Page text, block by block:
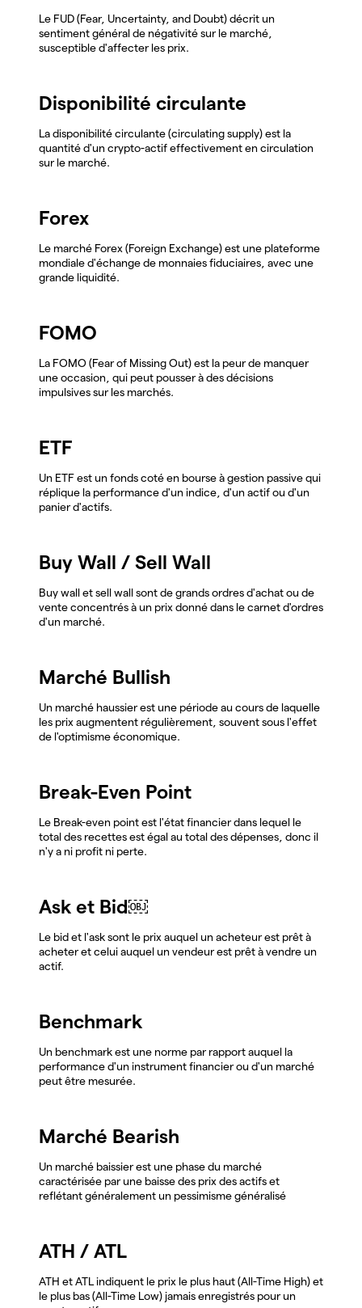
Le FUD (Fear, Uncertainty, and Doubt) décrit un
sentiment général de négativité sur le marché,
susceptible d'affecter les prix.
Disponibilité circulante
La disponibilité circulante (circulating supply) est la
quantité d'un crypto-actif effectivement en circulation
sur le marché.
Forex
Le marché Forex (Foreign Exchange) est une plateforme
mondiale d'échange de monnaies fiduciaires, avec une
grande liquidité.
FOMO
La FOMO (Fear of Missing Out) est la peur de manquer
une occasion, qui peut pousser à des décisions
impulsives sur les marchés.
ETF
Un ETF est un fonds coté en bourse à gestion passive qui
réplique la performance d'un indice, d'un actif ou d'un
panier d'actifs.
Buy Wall / Sell Wall
Buy wall et sell wall sont de grands ordres d'achat ou de
vente concentrés à un prix donné dans le carnet d'ordres
d'un marché.
Marché Bullish
Un marché haussier est une période au cours de laquelle
les prix augmentent régulièrement, souvent sous l'effet
de l'optimisme économique.
Break-Even Point
Le Break-even point est l'état financier dans lequel le
total des recettes est égal au total des dépenses, donc il
n'y a ni profit ni perte.
Ask et Bid￼
Le bid et l'ask sont le prix auquel un acheteur est prêt à
acheter et celui auquel un vendeur est prêt à vendre un
actif.
Benchmark
Un benchmark est une norme par rapport auquel la
performance d'un instrument financier ou d'un marché
peut être mesurée.
Marché Bearish
Un marché baissier est une phase du marché
caractérisée par une baisse des prix des actifs et
reflétant généralement un pessimisme généralisé
ATH / ATL
ATH et ATL indiquent le prix le plus haut (All-Time High) et
le plus bas (All-Time Low) jamais enregistrés pour un